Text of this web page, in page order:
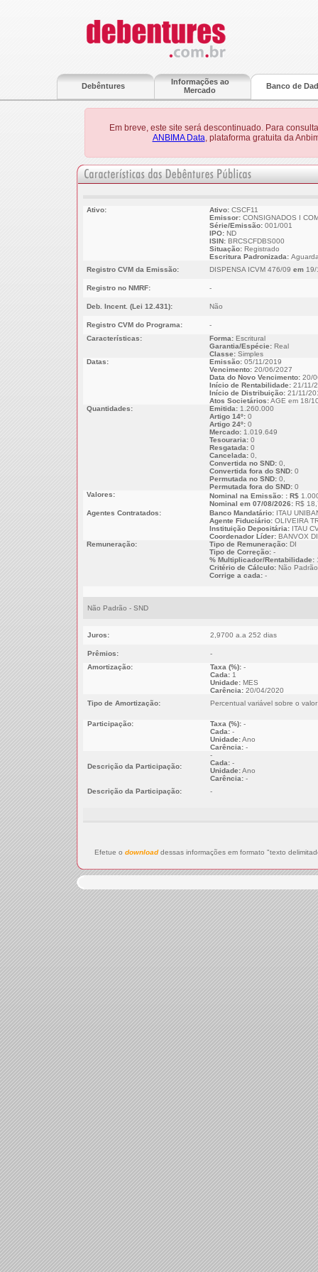
Debêntures
Informações ao
Mercado
Banco de
Em breve, este site será descontinuado. Para
ANBIMA Data, plataforma gratuita da
Ativo: Ativo:CSCF11
Emissor:CONSIGNADOS I
Série/Emissão:001/001
IPO: ND
ISIN:BRCSCFDBS000
Situação:Registrado
Escritura Padronizada:
Registro CVM da Emissão:
DISPENSA ICVM 476/09 em19/
Registro no NMRF: -
Deb. Incent. (Lei 12.431): Não
Registro CVM do Programa:
-
Características:
Forma:Escritural
Garantia/Espécie:Real
Classe:Simples
Datas:
Emissão:05/11/2019
Vencimento: 20/06/2027
Data do Novo Vencimento:20/
Início de Rentabilidade:21/11/
Início de Distribuição:21/11/
Atos Societários:AGE em 18/
Quantidades:
Emitida:1.260.000
Artigo 14º:0
Artigo 24º:0
Mercado:1.019.649
Tesouraria:0
Resgatada:0
Cancelada:0,
Convertida no SND:0,
Convertida fora do SND:0
Permutada no SND:0,
Permutada fora do SND:0
Valores:
Nominal na Emissão: : R$
Nominal em 07/08/2026:R$
Agentes Contratados:
Banco Mandatário:ITAU
Agente Fiduciário:OLIVEIRA
Instituição Depositária:ITAU
Coordenador Líder:BANVOX
Remuneração:
Tipo de Remuneração:DI
Tipo de Correção:-
% Multiplicador/Rentabilidade:
Critério de Cálculo:Não Padrão
Corrige a cada:-
Não Padrão - SND
Juros: 2,9700 a.a 252 dias
Prêmios:
-
Amortização:
Taxa (%):-
Cada:1
Unidade:MES
Carência:20/04/2020
Tipo de Amortização:
Percentual variável sobre o
Participação: Taxa (%):-
Cada:-
Unidade:Ano
Carência:-
Descrição da Participação:
-
Cada:-
Unidade:Ano
Carência:-
Descrição da Participação:
-
Efetue o downloaddessas informações em formato "texto